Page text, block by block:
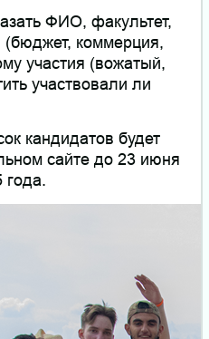
ФИО, факультет,
(бюджет, коммерция,
участия (вожатый,
участвовали ли
кандидатов будет
сайте до 23 июня
года.